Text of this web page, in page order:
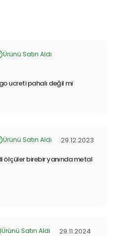
Ürünü Satın Aldı
ucreti pahalı değil mi
Ürünü Satın Aldı 29.12.2023
ölçüler birebir yanında metal
Ürünü Satın Aldı 29.11.2024